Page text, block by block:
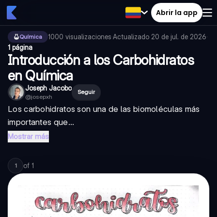
Abrir la app
Química 1000 visualizaciones·Actualizado 20 de jul. de 2026·
1 página
Introducción a los Carbohidratos
en Química
Joseph Jacobo
@josepxh
Seguir
Los carbohidratos son una de las biomoléculas más
importantes que...
Mostrar más
1 of 1